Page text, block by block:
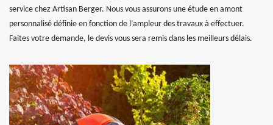
service chez Artisan Berger. Nous vous assurons une étude en amont
personnalisé définie en fonction de l’ampleur des travaux à effectuer.
Faites votre demande, le devis vous sera remis dans les meilleurs délais.